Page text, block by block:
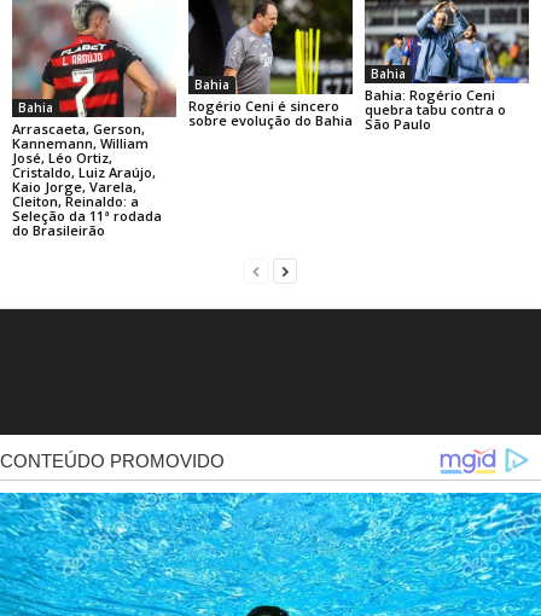
Bahia
Arrascaeta, Gerson,
Kannemann, William
José, Léo Ortiz,
Cristaldo, Luiz Araújo,
Kaio Jorge, Varela,
Cleiton, Reinaldo: a
Seleção da 11ª rodada
do Brasileirão
Bahia
Rogério Ceni é sincero
sobre evolução do Bahia
Bahia
Bahia: Rogério Ceni
quebra tabu contra o
São Paulo